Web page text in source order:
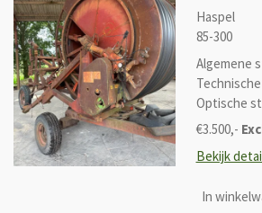
Haspel
85-300
Algemene
Optische
€3.500,-
Bekijk
In